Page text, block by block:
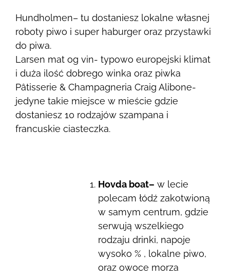
Hundholmen– tu dostaniesz lokalne własnej
roboty piwo i super haburger oraz przystawki
do piwa.
Larsen mat og vin- typowo europejski klimat
i duża ilość dobrego winka oraz piwka
Pâtisserie & Champagneria Craig Alibone-
jedyne takie miejsce w mieście gdzie
dostaniesz 10 rodzajów szampana i
francuskie ciasteczka.
Hovda boat– w lecie
polecam łódź zakotwioną
w samym centrum, gdzie
serwują wszelkiego
rodzaju drinki, napoje
wysoko % , lokalne piwo,
oraz owoce morza